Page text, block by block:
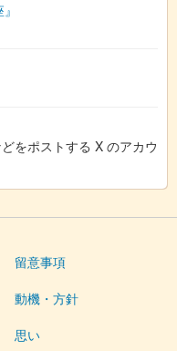
をポストする X のアカウ
留意事項
動機・方針
思い